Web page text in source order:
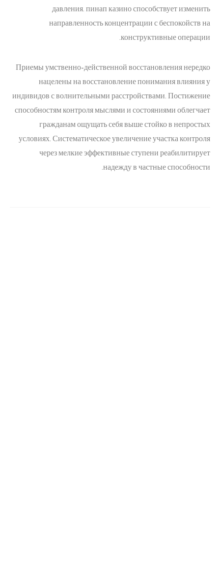
давления. пинап казино способствует изменить
направленность концентрации с беспокойств на
конструктивные операции.
Приемы умственно-действенной восстановления нередко
нацелены на восстановление понимания влияния у
индивидов с волнительными расстройствами. Постижение
способностям контроля мыслями и состояниями облегчает
гражданам ощущать себя выше стойко в непростых
условиях. Систематическое увеличение участка контроля
через мелкие эффективные ступени реабилитирует
надежду в частные способности.